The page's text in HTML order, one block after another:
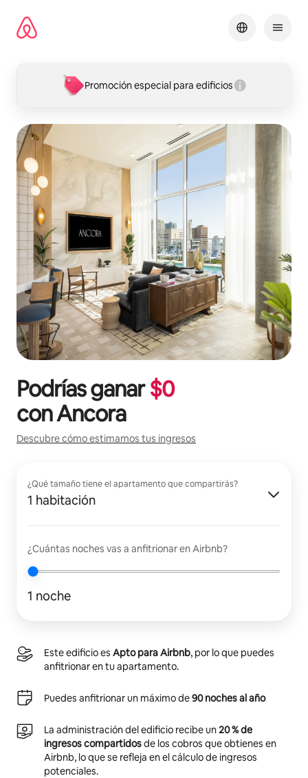
contenido
Promoción especial para edificios
Podrías ganar$0
conAncora
Descubre cómo estimamos tus ingresos
¿Qué tamaño tiene el apartamento que compartirás?
1 habitación
¿Cuántas noches vas a anfitrionar en Airbnb?
1 noche
Este edificio es Apto para Airbnb, por lo que puedes
anfitrionar en tu apartamento.
Puedes anfitrionar un máximo de90 noches al año
La administración del edificio recibe un20 % de
ingresos compartidosde los cobros que obtienes en
Airbnb, lo que se refleja en el cálculo de ingresos
potenciales.